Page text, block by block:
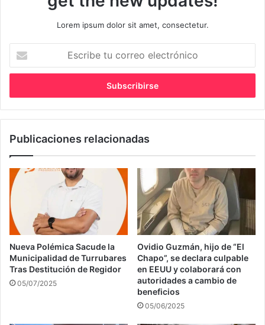
Lorem ipsum dolor sit amet, consectetur.
correo
Publicaciones relacionadas
Nueva Polémica Sacude la
Municipalidad de Turrubares
Tras Destitución de Regidor
05/07/2025
Ovidio Guzmán, hijo de “El
Chapo”, se declara culpable
en EEUU y colaborará con
autoridades a cambio de
beneficios
05/06/2025